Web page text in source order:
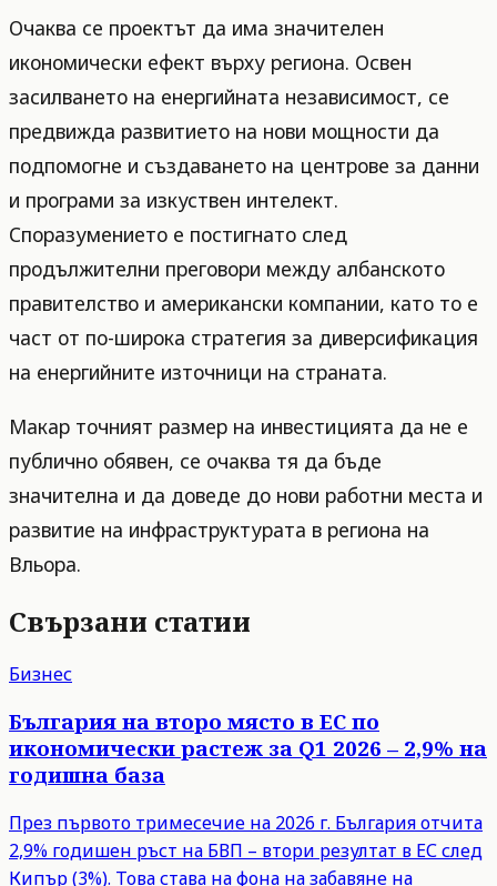
Очаква се проектът да има значителен
икономически ефект върху региона. Освен
засилването на енергийната независимост, се
предвижда развитието на нови мощности да
подпомогне и създаването на центрове за данни
и програми за изкуствен интелект.
Споразумението е постигнато след
продължителни преговори между албанското
правителство и американски компании, като то е
част от по-широка стратегия за диверсификация
на енергийните източници на страната.
Макар точният размер на инвестицията да не е
публично обявен, се очаква тя да бъде
значителна и да доведе до нови работни места и
развитие на инфраструктурата в региона на
Вльора.
Свързани статии
Бизнес
България на второ място в ЕС по
икономически растеж за Q1 2026 – 2,9% на
годишна база
През първото тримесечие на 2026 г. България отчита
2,9% годишен ръст на БВП – втори резултат в ЕС след
Кипър (3%). Това става на фона на забавяне на